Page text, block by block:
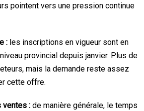
pointent vers une pression continue
: les inscriptions en vigueur sont en
provincial depuis janvier. Plus de
mais la demande reste assez
cette offre.
ventes : de manière générale, le temps